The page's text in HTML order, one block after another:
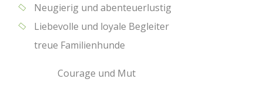
Neugierig und abenteuerlustig
Liebevolle und loyale Begleiter
treue Familienhunde
Courage und Mut